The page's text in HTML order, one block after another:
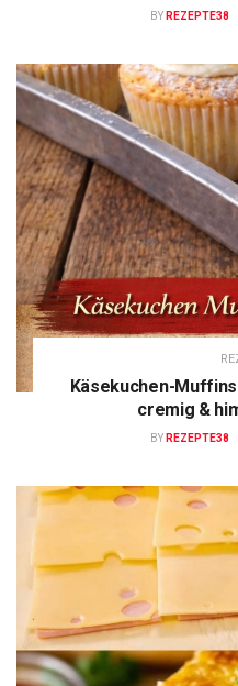
BY REZEPTE38
Käsekuchen-
cremig &
BY REZEPTE38